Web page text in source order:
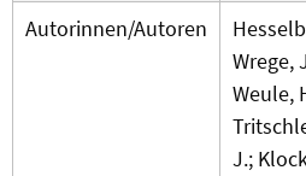
Autorinnen/Autoren
Wrege,
Weule,
J.;